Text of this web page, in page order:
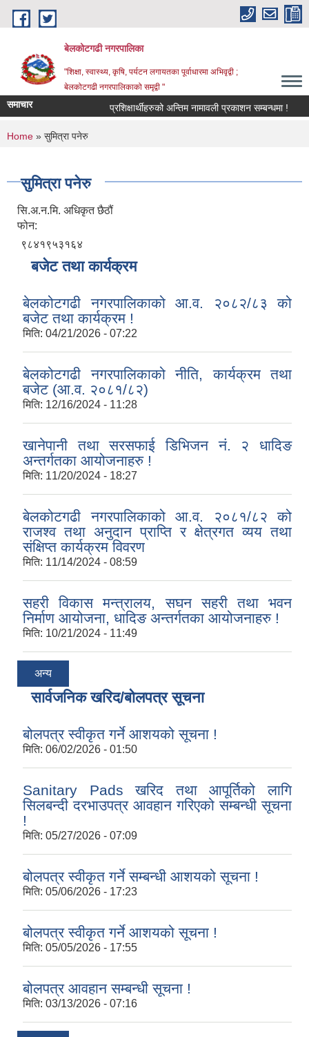
Skip to main content
बेलकोटगढी नगरपालिका
"शिक्षा, स्वास्थ्य, कृषि, पर्यटन लगायतका पूर्वाधारमा अभिवृद्वी ;
बेलकोटगढी नगरपालिकाको समृद्वी "
समाचार प्रशिक्षार्थीहरुको अन्तिम नामावली प्रकाशन सम्बन्धमा !
You are here
Home » सुमित्रा पनेरु
सुमित्रा पनेरु
सि.अ.न.मि. अधिकृत छैठौं
फोन:
९८४१९५३१६४
बजेट तथा कार्यक्रम
बेलकोटगढी नगरपालिकाको आ.व. २०८२/८३ को
बजेट तथा कार्यक्रम !
मिति: 04/21/2026 - 07:22
बेलकोटगढी नगरपालिकाको नीति, कार्यक्रम तथा
बजेट (आ.व. २०८१/८२)
मिति: 12/16/2024 - 11:28
खानेपानी तथा सरसफाई डिभिजन नं. २ धादिङ
अन्तर्गतका आयोजनाहरु !
मिति: 11/20/2024 - 18:27
बेलकोटगढी नगरपालिकाको आ.व. २०८१/८२ को
राजश्व तथा अनुदान प्राप्ति र क्षेत्रगत व्यय तथा
संक्षिप्त कार्यक्रम विवरण
मिति: 11/14/2024 - 08:59
सहरी विकास मन्त्रालय, सघन सहरी तथा भवन
निर्माण आयोजना, धादिङ अन्तर्गतका आयोजनाहरु !
मिति: 10/21/2024 - 11:49
अन्य
सार्वजनिक खरिद/बोलपत्र सूचना
बोलपत्र स्वीकृत गर्ने आशयको सूचना !
मिति: 06/02/2026 - 01:50
Sanitary Pads खरिद तथा आपूर्तिको लागि
सिलबन्दी दरभाउपत्र आवहान गरिएको सम्बन्धी सूचना
!
मिति: 05/27/2026 - 07:09
बोलपत्र स्वीकृत गर्ने सम्बन्धी आशयको सूचना !
मिति: 05/06/2026 - 17:23
बोलपत्र स्वीकृत गर्ने आशयको सूचना !
मिति: 05/05/2026 - 17:55
बोलपत्र आवहान सम्बन्धी सूचना !
मिति: 03/13/2026 - 07:16